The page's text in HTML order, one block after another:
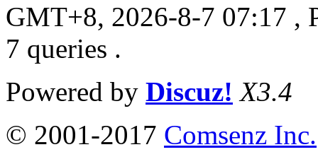
GMT+8, 2026-8-7 07:17 ,
7 queries .
Powered by Discuz! X3.4
© 2001-2017 Comsenz Inc.